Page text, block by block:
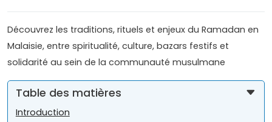
Découvrez les traditions, rituels et enjeux du Ramadan en
Malaisie, entre spiritualité, culture, bazars festifs et
solidarité au sein de la communauté musulmane
Table des matières
Introduction